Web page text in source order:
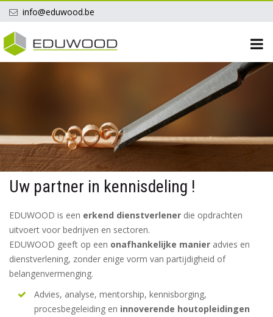
info@eduwood.be
Uw partner in kennisdeling !
EDUWOOD is een erkend dienstverlener die opdrachten
uitvoert voor bedrijven en sectoren.
EDUWOOD geeft op een onafhankelijke manier advies en
dienstverlening, zonder enige vorm van partijdigheid of
belangenvermenging.
Advies, analyse, mentorship, kennisborging,
procesbegeleiding en innoverende houtopleidingen